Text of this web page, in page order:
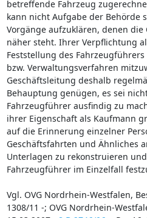
betreffende Fahrzeug
kann nicht Aufgabe der Behörde
Vorgänge aufzuklären, denen
näher steht. Ihrer Verpflichtung
Feststellung des
bzw. Verwaltungsverfahren
Geschäftsleitung deshalb
Behauptung genügen, es sei
Fahrzeugführer ausfindig zu
ihrer Eigenschaft als Kaufmann
auf die Erinnerung einzelner
Geschäftsfahrten und Ähnliches
Unterlagen zu rekonstruieren
Fahrzeugführer im Einzelfall
Vgl. OVG Nordrhein-Westfalen,
1308/11 -; OVG Nordrhein-